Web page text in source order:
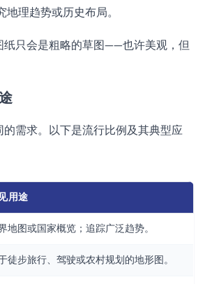
地理趋势或历史布局。
纸只会是粗略的草图——也许美观，但
需求。以下是流行比例及其典型应
用途
地图或国家概览；追踪广泛趋势。
徒步旅行、驾驶或农村规划的地形图。